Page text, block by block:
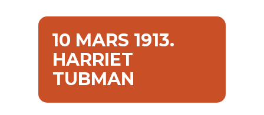
10 MARS 1913.
HARRIET
TUBMAN